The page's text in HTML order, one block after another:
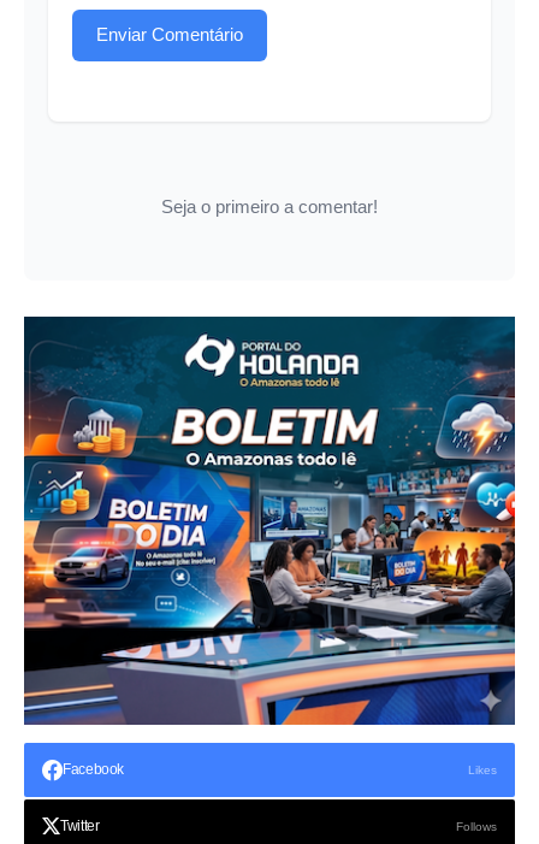
Enviar Comentário
Seja o primeiro a comentar!
Facebook Likes
Twitter Follows